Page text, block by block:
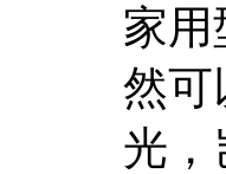
家
然可
光，